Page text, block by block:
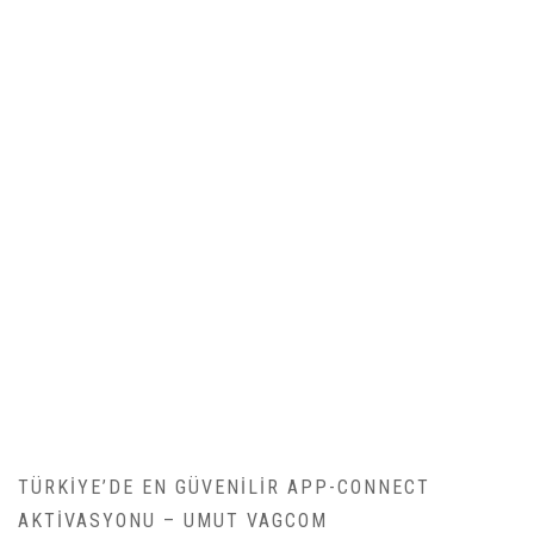
TÜRKIYE’DE EN GÜVENILIR APP-CONNECT
AKTIVASYONU – UMUT VAGCOM